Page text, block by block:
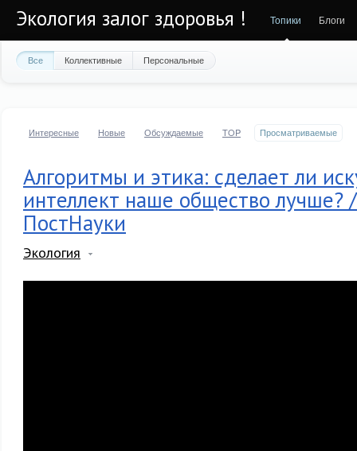
Экология залог здоровья ! Топики Блоги
Все Коллективные Персональные
Интересные Новые Обсуждаемые TOP Просматриваемые
Алгоритмы и этика: сделает ли
интеллект наше общество лучше?
ПостНауки
Экология